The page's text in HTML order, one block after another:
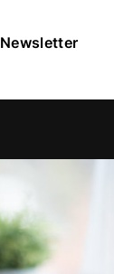
Newsletter